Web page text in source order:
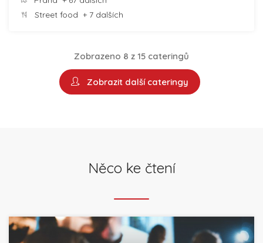
Street food + 7 dalších
Zobrazeno 8 z 15 cateringů
Zobrazit další cateringy
Něco ke čtení